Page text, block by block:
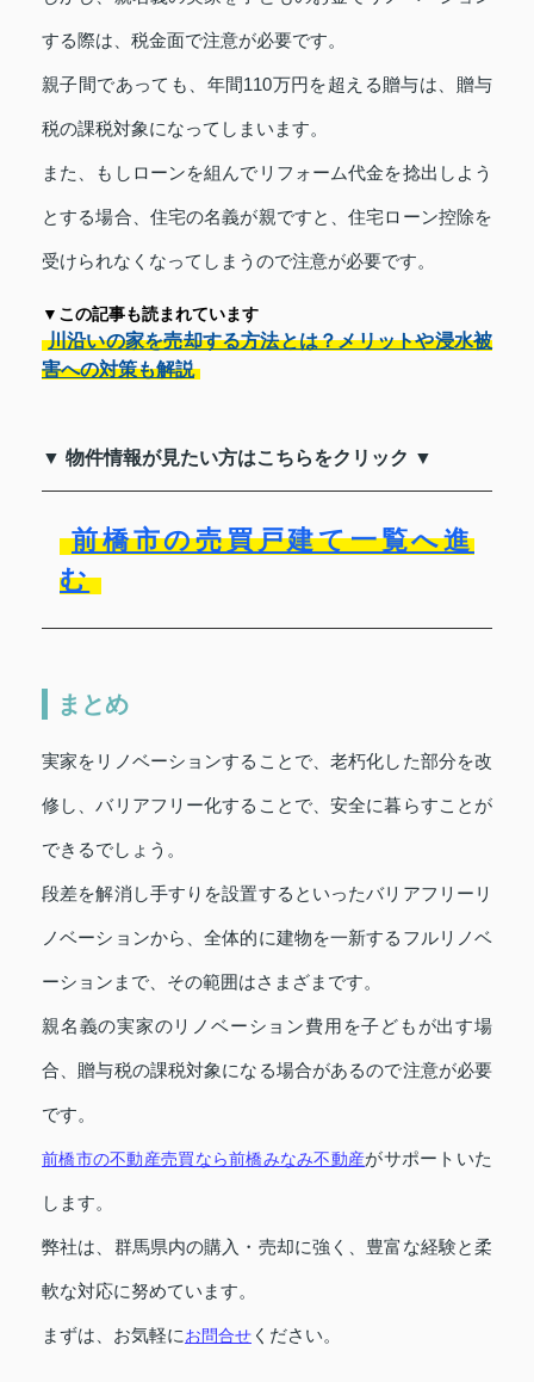
する際は、税金面で注意が必要です。
親子間であっても、年間110万円を超える贈与は、贈与
税の課税対象になってしまいます。
また、もしローンを組んでリフォーム代金を捻出しよう
とする場合、住宅の名義が親ですと、住宅ローン控除を
受けられなくなってしまうので注意が必要です。
▼この記事も読まれています
川沿いの家を売却する方法とは？メリットや浸水被
害への対策も解説
▼ 物件情報が見たい方はこちらをクリック ▼
前橋市の売買戸建て一覧へ進
む
まとめ
実家をリノベーションすることで、老朽化した部分を改
修し、バリアフリー化することで、安全に暮らすことが
できるでしょう。
段差を解消し手すりを設置するといったバリアフリーリ
ノベーションから、全体的に建物を一新するフルリノベ
ーションまで、その範囲はさまざまです。
親名義の実家のリノベーション費用を子どもが出す場
合、贈与税の課税対象になる場合があるので注意が必要
です。
前橋市の不動産売買なら前橋みなみ不動産がサポートいた
します。
弊社は、群馬県内の購入・売却に強く、豊富な経験と柔
軟な対応に努めています。
まずは、お気軽にお問合せ ください。